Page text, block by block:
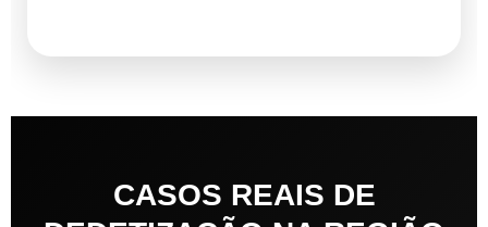
CASOS REAIS DE